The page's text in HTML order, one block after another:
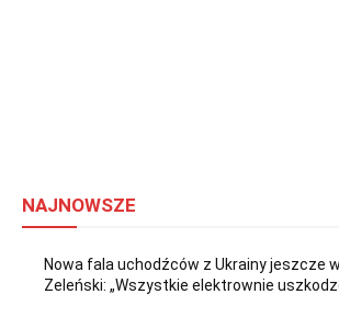
NAJNOWSZE
Nowa fala uchodźców z Ukrainy jeszcze
Zeleński: „Wszystkie elektrownie